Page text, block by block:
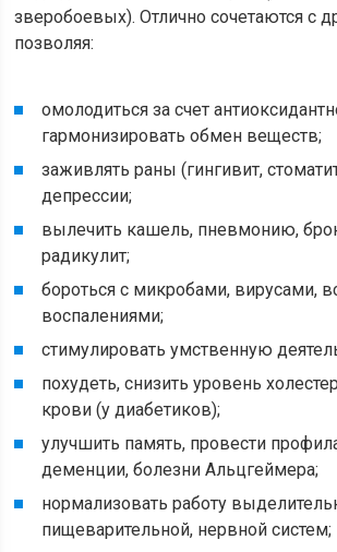
зверобоевых). Отлично сочетаются с
позволяя:
омолодиться за счет
гармонизировать обмен веществ;
заживлять раны (гингивит,
депрессии;
вылечить кашель, пневмонию,
радикулит;
бороться с микробами, вирусами,
воспалениями;
стимулировать умственную
похудеть, снизить уровень
крови (у диабетиков);
улучшить память, провести
деменции, болезни Альцгеймера;
нормализовать работу
пищеварительной, нервной систем;